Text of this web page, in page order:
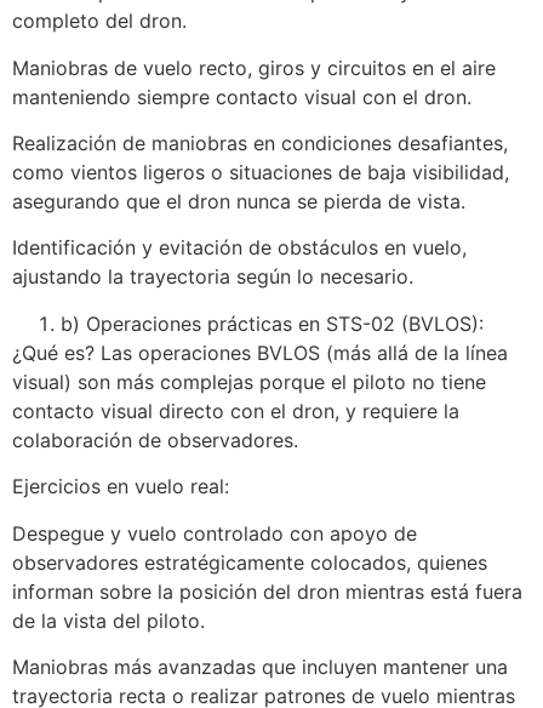
completo del dron.
Maniobras de vuelo recto, giros y circuitos en el aire
manteniendo siempre contacto visual con el dron.
Realización de maniobras en condiciones desafiantes,
como vientos ligeros o situaciones de baja visibilidad,
asegurando que el dron nunca se pierda de vista.
Identificación y evitación de obstáculos en vuelo,
ajustando la trayectoria según lo necesario.
b) Operaciones prácticas en STS-02 (BVLOS):
¿Qué es? Las operaciones BVLOS (más allá de la línea
visual) son más complejas porque el piloto no tiene
contacto visual directo con el dron, y requiere la
colaboración de observadores.
Ejercicios en vuelo real:
Despegue y vuelo controlado con apoyo de
observadores estratégicamente colocados, quienes
informan sobre la posición del dron mientras está fuera
de la vista del piloto.
Maniobras más avanzadas que incluyen mantener una
trayectoria recta o realizar patrones de vuelo mientras